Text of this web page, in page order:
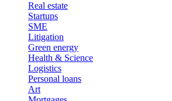
Real estate
Startups
SME
Litigation
Green energy
Health & Science
Logistics
Personal loans
Art